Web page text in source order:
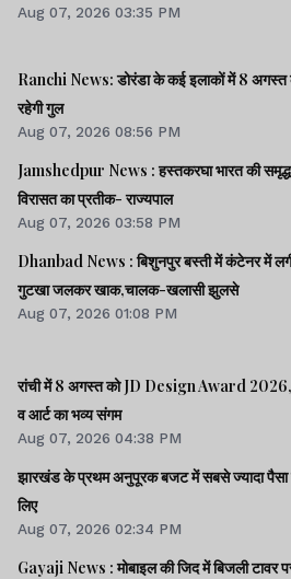
Aug 07, 2026 03:35 PM
Ranchi News: डोरंडा के कई इलाकों में 8 अगस्त
रहेगी गुल
Aug 07, 2026 08:56 PM
Jamshedpur News : हस्तकरघा भारत की
विरासत का प्रतीक- राज्यपाल
Aug 07, 2026 03:58 PM
Dhanbad News : बिशुनपुर बस्ती में कंटेनर में
गुटखा जलकर खाक,चालक-खलासी झुलसे
Aug 07, 2026 01:08 PM
रांची में 8 अगस्त को JD Design Award 2026,
व आर्ट का भव्य संगम
Aug 07, 2026 04:38 PM
झारखंड के प्रथम अनुपूरक बजट में सबसे ज्यादा पैसा
लिए
Aug 07, 2026 02:34 PM
Gayaji News : मोबाइल की जिद में बिजली टावर